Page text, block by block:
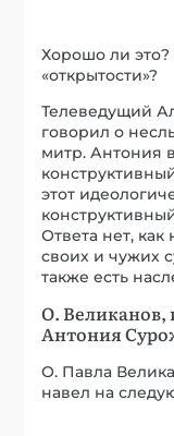
Хорошо ли
«открытости»?
Телеведущий
говорил о
митр. Антония
этот
Ответа нет,
своих и чужих
также есть
О. Великанов,
Антония
О. Павла
навел на